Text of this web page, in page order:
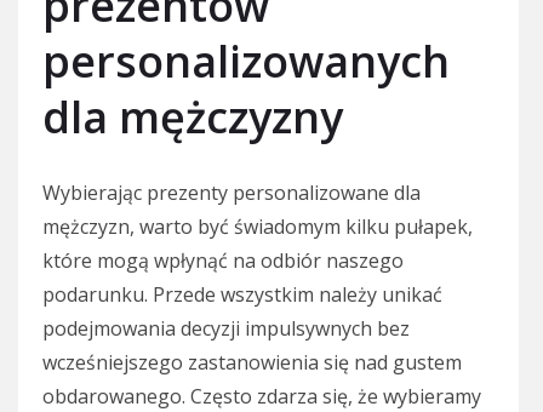
personalizowanych
dla mężczyzny
Wybierając prezenty personalizowane dla
mężczyzn, warto być świadomym kilku pułapek,
które mogą wpłynąć na odbiór naszego
podarunku. Przede wszystkim należy unikać
podejmowania decyzji impulsywnych bez
wcześniejszego zastanowienia się nad gustem
obdarowanego. Często zdarza się, że wybieramy